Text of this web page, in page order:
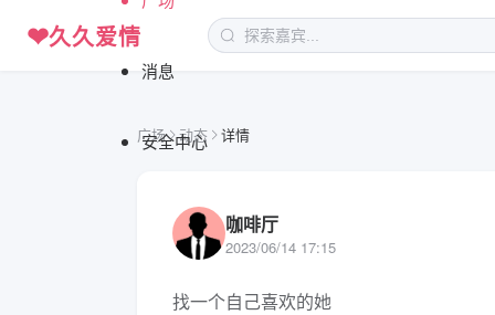
❤久久爱情
消息
安全中心
广场 动态 详情
咖啡厅
2023/06/14 17:15
找一个自己喜欢的她